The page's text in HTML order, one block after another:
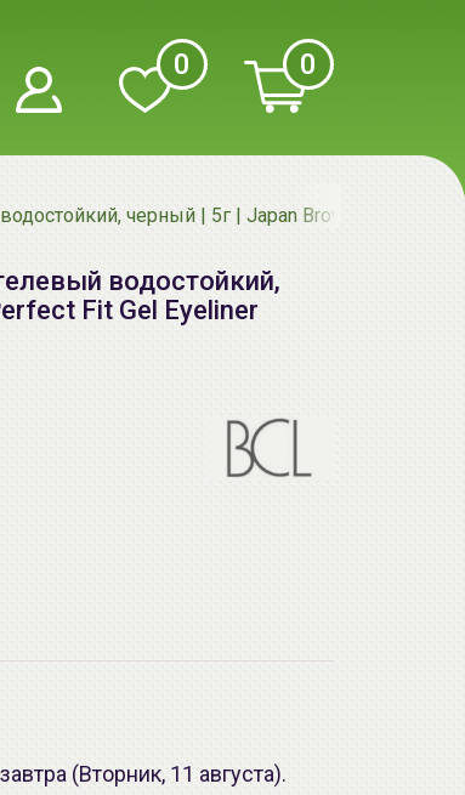
0 0
черный | 5г | Japan Browlash Neo
водостойкий,
Fit Gel Eyeliner
(Вторник, 11 августа).